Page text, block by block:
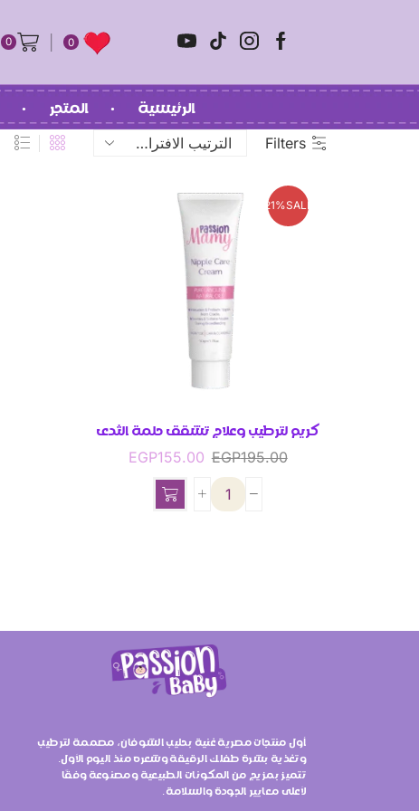
0
0
الرئيسية المتجر
Filters
SALE
21%
كريم لترطيب وعلاج تشقق حلمة الثدى
EGP195.00
EGP155.00
أول منتجات مصرية غنية بحليب الشوفان، مصممة لترطيب
وتغذية بشرة طفلك الرقيقة وشعره منذ اليوم الأول.
تتميز بمزيج من المكونات الطبيعية ومصنوعة وفقًا
لأعلى معايير الجودة والسلامة.